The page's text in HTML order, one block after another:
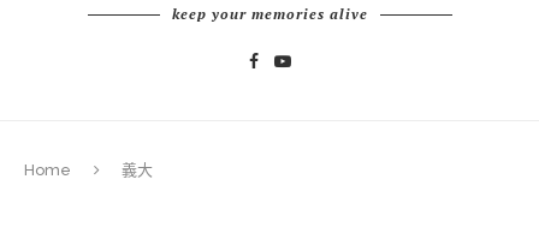
keep your memories alive
Home 義大